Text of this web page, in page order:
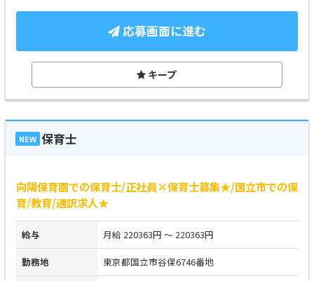
応募画面に進む
キープ
NEW 保育士
向陽保育園での保育士/正社員×保育士募集★/国立市での保
育/教育/通訳求人★
給与 月給 220363円 ～ 220363円
勤務地 東京都国立市谷保6746番地